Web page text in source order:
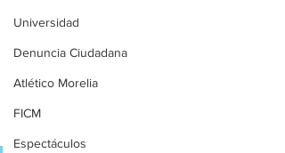
Universidad
Denuncia Ciudadana
Atlético Morelia
FICM
Espectáculos